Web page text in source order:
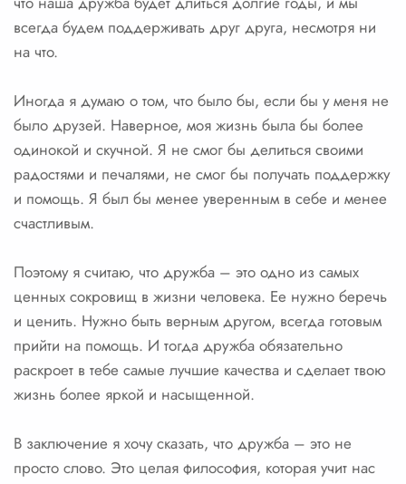
всегда будем поддерживать друг друга, несмотря ни
на что.
Иногда я думаю о том, что было бы, если бы у меня не
было друзей. Наверное, моя жизнь была бы более
одинокой и скучной. Я не смог бы делиться своими
радостями и печалями, не смог бы получать поддержку
и помощь. Я был бы менее уверенным в себе и менее
счастливым.
Поэтому я считаю, что дружба – это одно из самых
ценных сокровищ в жизни человека. Ее нужно беречь
и ценить. Нужно быть верным другом, всегда готовым
прийти на помощь. И тогда дружба обязательно
раскроет в тебе самые лучшие качества и сделает твою
жизнь более яркой и насыщенной.
В заключение я хочу сказать, что дружба – это не
просто слово. Это целая философия, которая учит нас